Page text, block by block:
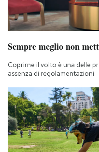
Sempre meglio non
Coprirne il volto è una delle
assenza di regolamentazioni